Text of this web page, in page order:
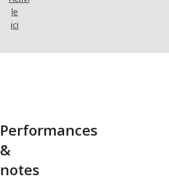
le
ici
Performances
&
notes